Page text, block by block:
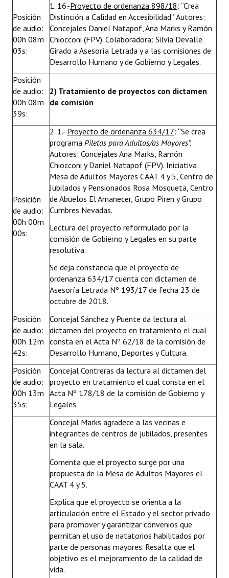
Posición
de audio:
00h 08m
03s:
1. 16.-Proyecto de ordenanza 898/18: “Crea
Distinción a Calidad en Accesibilidad”. Autores:
Concejales Daniel Natapof, Ana Marks y Ramón
Chiocconi (FPV). Colaboradora: Silvia Devalle.
Girado a Asesoría Letrada y a las comisiones de
Desarrollo Humano y de Gobierno y Legales.
Posición
de audio:
00h 08m
39s:
2) Tratamiento de proyectos con dictamen
de comisión
Posición
de audio:
00h 00m
00s:
2. 1.- Proyecto de ordenanza 634/17: “Se crea
programa Piletas para Adultos/as Mayores”.
Autores: Concejales Ana Marks, Ramón
Chiocconi y Daniel Natapof (FPV). Iniciativa:
Mesa de Adultos Mayores CAAT 4 y 5, Centro de
Jubilados y Pensionados Rosa Mosqueta, Centro
de Abuelos El Amanecer, Grupo Piren y Grupo
Cumbres Nevadas.
Lectura del proyecto reformulado por la
comisión de Gobierno y Legales en su parte
resolutiva.
Se deja constancia que el proyecto de
ordenanza 634/17 cuenta con dictamen de
Asesoría Letrada Nº 193/17 de fecha 23 de
octubre de 2018.
Posición
de audio:
00h 12m
42s:
Concejal Sánchez y Puente da lectura al
dictamen del proyecto en tratamiento el cual
consta en el Acta Nº 62/18 de la comisión de
Desarrollo Humano, Deportes y Cultura.
Posición
de audio:
00h 13m
35s:
Concejal Contreras da lectura al dictamen del
proyecto en tratamiento el cual consta en el
Acta Nº 178/18 de la comisión de Gobierno y
Legales.
Concejal Marks agradece a las vecinas e
integrantes de centros de jubilados, presentes
en la sala.
Comenta que el proyecto surge por una
propuesta de la Mesa de Adultos Mayores el
CAAT 4 y 5.
Explica que el proyecto se orienta a la
articulación entre el Estado y el sector privado
para promover y garantizar convenios que
permitan el uso de natatorios habilitados por
parte de personas mayores. Resalta que el
objetivo es el mejoramiento de la calidad de
vida.